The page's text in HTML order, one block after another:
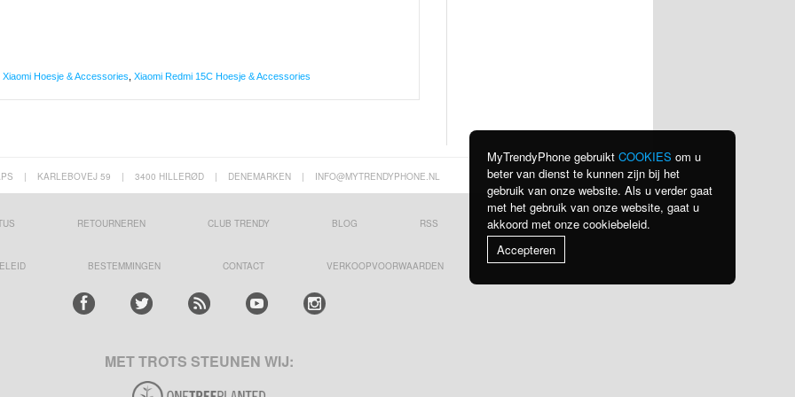
Xiaomi Hoesje & Accessories Xiaomi Redmi 15C Hoesje & Accessories
| KARLEBOVEJ 59 | 3400 HILLERØD | DENEMARKEN | INFO@MYTRENDYPHONE.NL
RETOURNEREN CLUB TRENDY BLOG RSS BEKIJK ALLE LANDEN
BESTEMMINGEN CONTACT VERKOOPVOORWAARDEN
MET TROTS STEUNEN WIJ:
MyTrendyPhone gebruikt COOKIES om u
beter van dienst te kunnen zijn bij het
gebruik van onze website. Als u verder gaat
met het gebruik van onze website, gaat u
akkoord met onze cookiebeleid.
Accepteren